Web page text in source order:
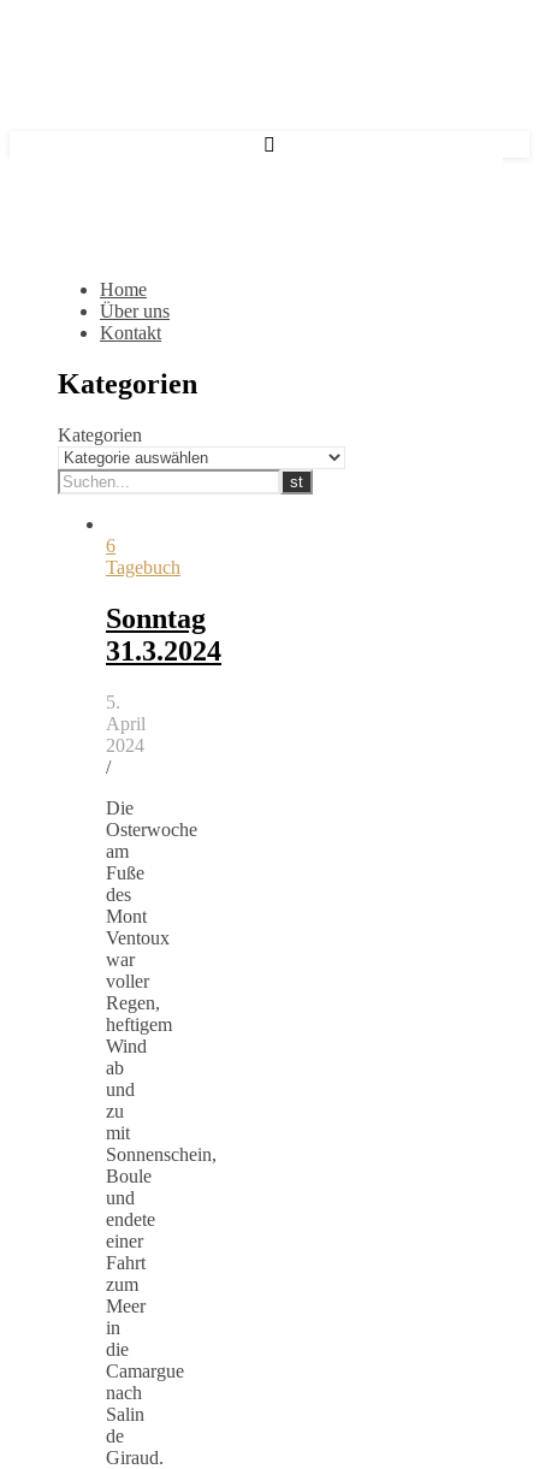
Home
Über uns
Kontakt
Kategorien
Kategorien
6
Tagebuch
Sonntag
31.3.2024
5.
April
2024
/
Die
Osterwoche
am
Fuße
des
Mont
Ventoux
war
voller
Regen,
heftigem
Wind
ab
und
zu
mit
Sonnenschein,
Boule
und
endete
einer
Fahrt
zum
Meer
in
die
Camargue
nach
Salin
de
Giraud.